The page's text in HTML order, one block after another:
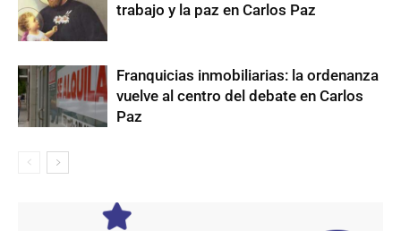
trabajo y la paz en Carlos Paz
Franquicias inmobiliarias: la ordenanza
vuelve al centro del debate en Carlos
Paz